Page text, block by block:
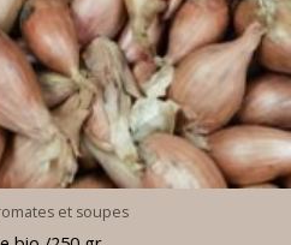
et soupes